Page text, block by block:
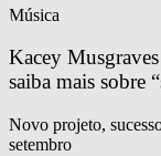
Música
Kacey
saiba mais sobre
Novo projeto,
setembro